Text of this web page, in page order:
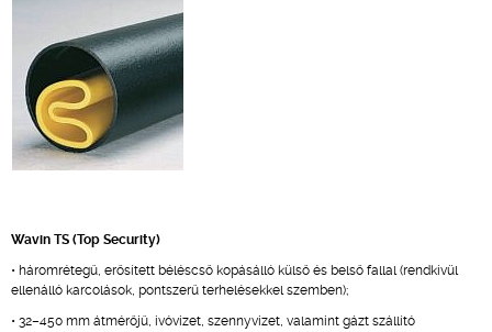
Wavin TS (Top Security)
• háromrétegű, erősített béléscső kopásálló külső és belső fallal (rendkívül
ellenálló karcolások, pontszerű terhelésekkel szemben);
• 32–450 mm átmérőjű, ivóvizet, szennyvizet, valamint gázt szállító